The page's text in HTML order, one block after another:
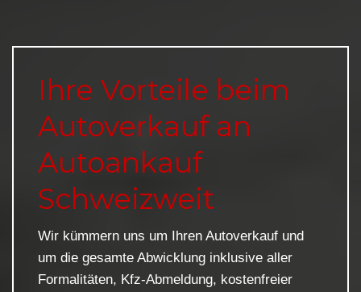
Ihre Vorteile beim
Autoverkauf an
Autoankauf
Schweizweit
Wir kümmern uns um Ihren Autoverkauf und
um die gesamte Abwicklung inklusive aller
Formalitäten, Kfz-Abmeldung, kostenfreier